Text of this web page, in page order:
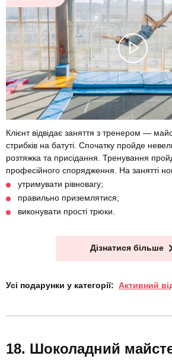
Клієнт відвідає заняття з тренером —
стрибків на батуті. Спочатку пройде
розтяжка та присідання. Тренування
професійного спорядження. На занятті
утримувати рівновагу;
правильно приземлятися;
виконувати прості трюки.
Дізнатися більше
Усі подарунки у категорії: Активний
Шоколадний